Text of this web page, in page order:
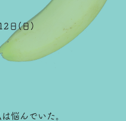
日(日)
悩んでいた。